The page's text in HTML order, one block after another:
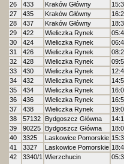
26
433 Kraków Główny
27
435 Kraków Główny
28
437 Kraków Główny
29
422 Wieliczka Rynek
30
424 Wieliczka Rynek
31
426 Wieliczka Rynek
32
428 Wieliczka Rynek
33
430 Wieliczka Rynek
34
432 Wieliczka Rynek
35
434 Wieliczka Rynek
36
436 Wieliczka Rynek
37
438 Wieliczka Rynek
38
57132 Bydgoszcz Główna
39
90225 Bydgoszcz Główna
40
3325 Laskowice Pomorskie
41
3327 Laskowice Pomorskie
42
3340/1 Wierzchucin